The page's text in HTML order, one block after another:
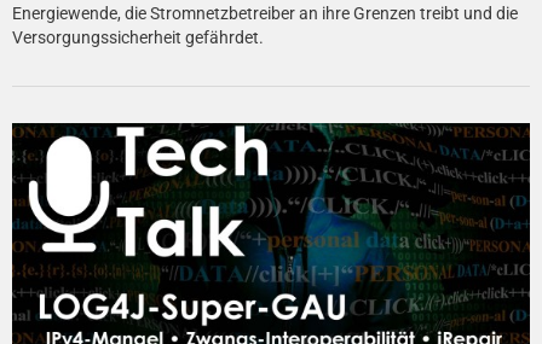
Energiewende, die Stromnetzbetreiber an ihre Grenzen treibt und die
Versorgungssicherheit gefährdet.